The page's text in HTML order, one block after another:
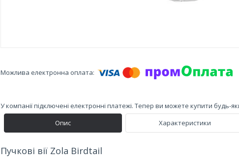
У компанії підключені електронні платежі. Тепер ви можете купити будь-
Опис
Характеристики
Пучкові вії Zola Birdtail